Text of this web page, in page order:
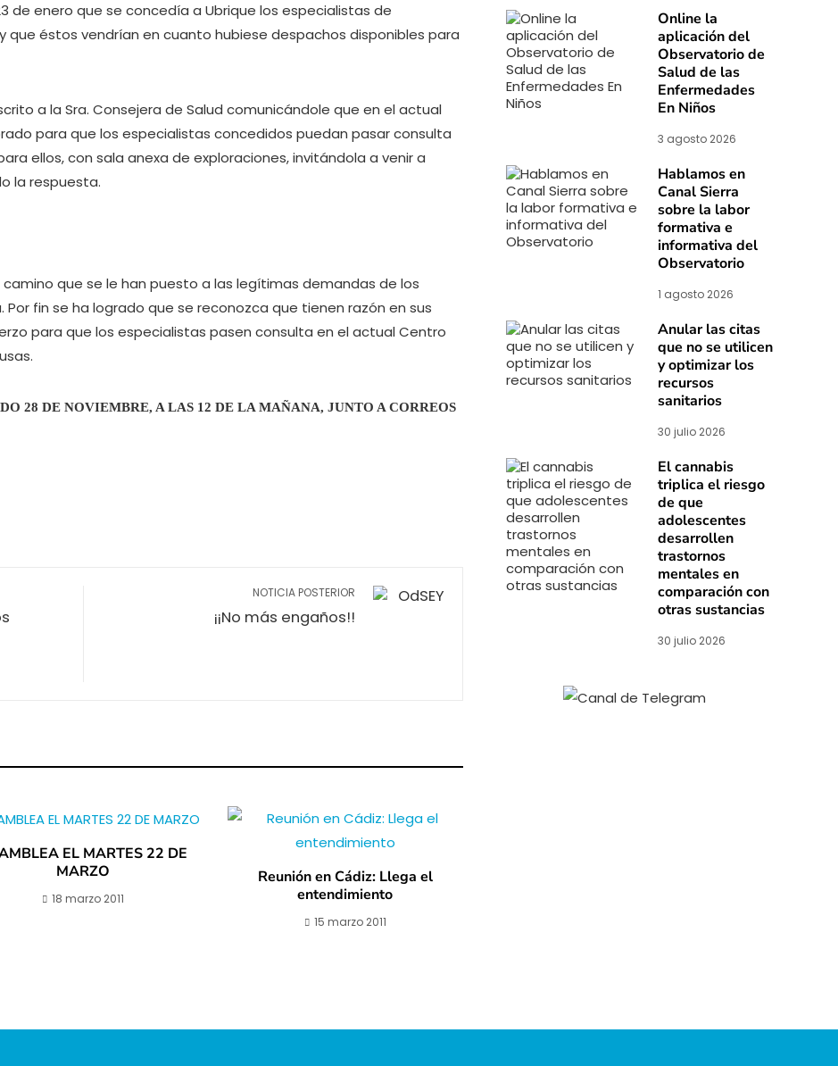
de enero que se concedía a Ubrique los especialistas de
éstos vendrían en cuanto hubiese despachos disponibles para
a la Sra. Consejera de Salud comunicándole que en el actual
para que los especialistas concedidos puedan pasar consulta
ellos, con sala anexa de exploraciones, invitándola a venir a
la respuesta.
que se le han puesto a las legítimas demandas de los
fin se ha logrado que se reconozca que tienen razón en sus
para que los especialistas pasen consulta en el actual Centro
28 DE NOVIEMBRE, A LAS 12 DE LA MAÑANA, JUNTO A CORREOS
NOTICIA POSTERIOR
¡¡No más engaños!!
EL MARTES 22 DE
MARZO
18 marzo 2011
Reunión en Cádiz: Llega el
entendimiento
15 marzo 2011
Online la
aplicación del
Observatorio de
Salud de las
Enfermedades
En Niños
3 agosto 2026
Hablamos en
Canal Sierra
sobre la labor
formativa e
informativa del
Observatorio
1 agosto 2026
Anular las citas
que no se utilicen
y optimizar los
recursos
sanitarios
30 julio 2026
El cannabis
triplica el riesgo
de que
adolescentes
desarrollen
trastornos
mentales en
comparación con
otras sustancias
30 julio 2026